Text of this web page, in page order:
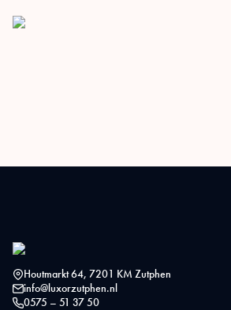
Houtmarkt 64, 7201 KM Zutphen
info@luxorzutphen.nl
0575 – 51 37 50